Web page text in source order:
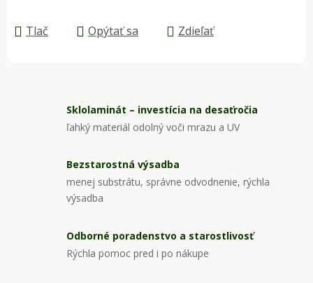
Tlač Opýtať sa Zdieľať
Sklolaminát – investícia na desaťročia
ľahký materiál odolný voči mrazu a UV
Bezstarostná výsadba
menej substrátu, správne odvodnenie, rýchla
výsadba
Odborné poradenstvo a starostlivosť
Rýchla pomoc pred i po nákupe